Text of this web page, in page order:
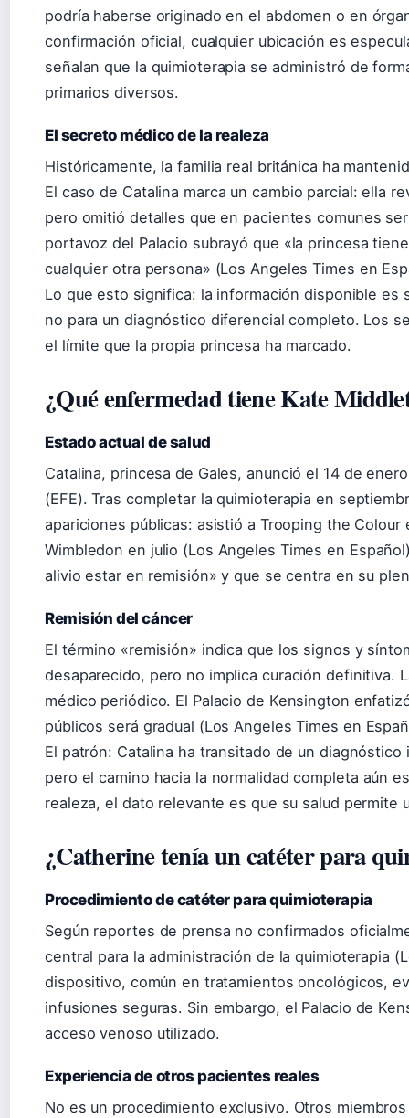
podría haberse originado en el abdomen o en
confirmación oficial, cualquier ubicación es
señalan que la quimioterapia se administró de
primarios diversos.
El secreto médico de la realeza
Históricamente, la familia real británica ha
El caso de Catalina marca un cambio parcial: ella
pero omitió detalles que en pacientes comunes
portavoz del Palacio subrayó que «la princesa
cualquier otra persona» (Los Angeles Times en
Lo que esto significa: la información disponible es
no para un diagnóstico diferencial completo. Los
el límite que la propia princesa ha marcado.
¿Qué enfermedad tiene Kate
Estado actual de salud
Catalina, princesa de Gales, anunció el 14 de
(EFE). Tras completar la quimioterapia en
apariciones públicas: asistió a Trooping the
Wimbledon en julio (Los Angeles Times en
alivio estar en remisión» y que se centra en su
Remisión del cáncer
El término «remisión» indica que los signos y
desaparecido, pero no implica curación definitiva.
médico periódico. El Palacio de Kensington
públicos será gradual (Los Angeles Times en
El patrón: Catalina ha transitado de un
pero el camino hacia la normalidad completa aún
realeza, el dato relevante es que su salud permite
¿Catherine tenía un catéter para
Procedimiento de catéter para quimioterapia
Según reportes de prensa no confirmados
central para la administración de la quimioterapia
dispositivo, común en tratamientos oncológicos,
infusiones seguras. Sin embargo, el Palacio de
acceso venoso utilizado.
Experiencia de otros pacientes reales
No es un procedimiento exclusivo. Otros